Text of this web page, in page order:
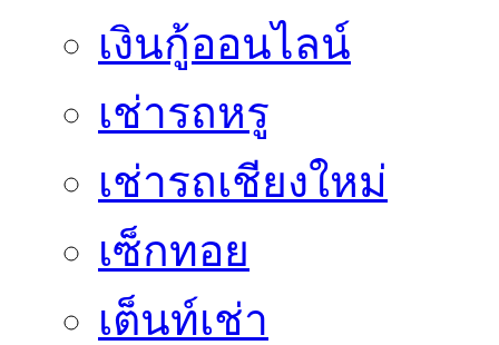
เงินกู้ออนไลน์
เช่ารถหรู
เช่ารถเชียงใหม่
เซ็กทอย
เต็นท์เช่า